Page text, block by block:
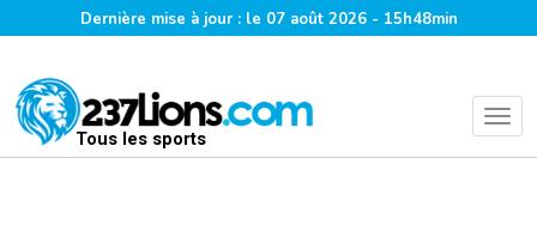
Dernière mise à jour : le 07 août 2026 - 15h48min
Tous les sports